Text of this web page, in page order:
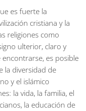
es fuerte la
cristiana y la
religiones como
ulterior, claro y
encontrarse, es posible
la diversidad de
y el islámico
la vida, la familia, el
la educación de